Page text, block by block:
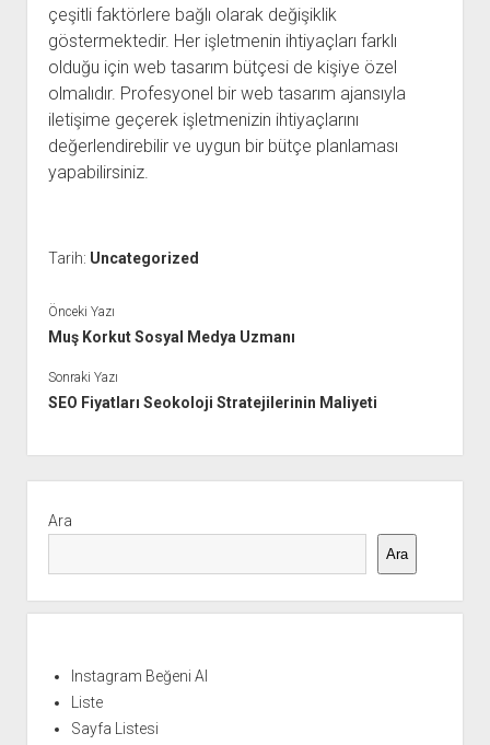
çeşitli faktörlere bağlı olarak değişiklik
göstermektedir. Her işletmenin ihtiyaçları farklı
olduğu için web tasarım bütçesi de kişiye özel
olmalıdır. Profesyonel bir web tasarım ajansıyla
iletişime geçerek işletmenizin ihtiyaçlarını
değerlendirebilir ve uygun bir bütçe planlaması
yapabilirsiniz.
Tarih: Uncategorized
Önceki Yazı
Muş Korkut Sosyal Medya Uzmanı
Sonraki Yazı
SEO Fiyatları Seokoloji Stratejilerinin Maliyeti
Menü
Ara
Ara
Instagram Beğeni Al
Liste
Sayfa Listesi